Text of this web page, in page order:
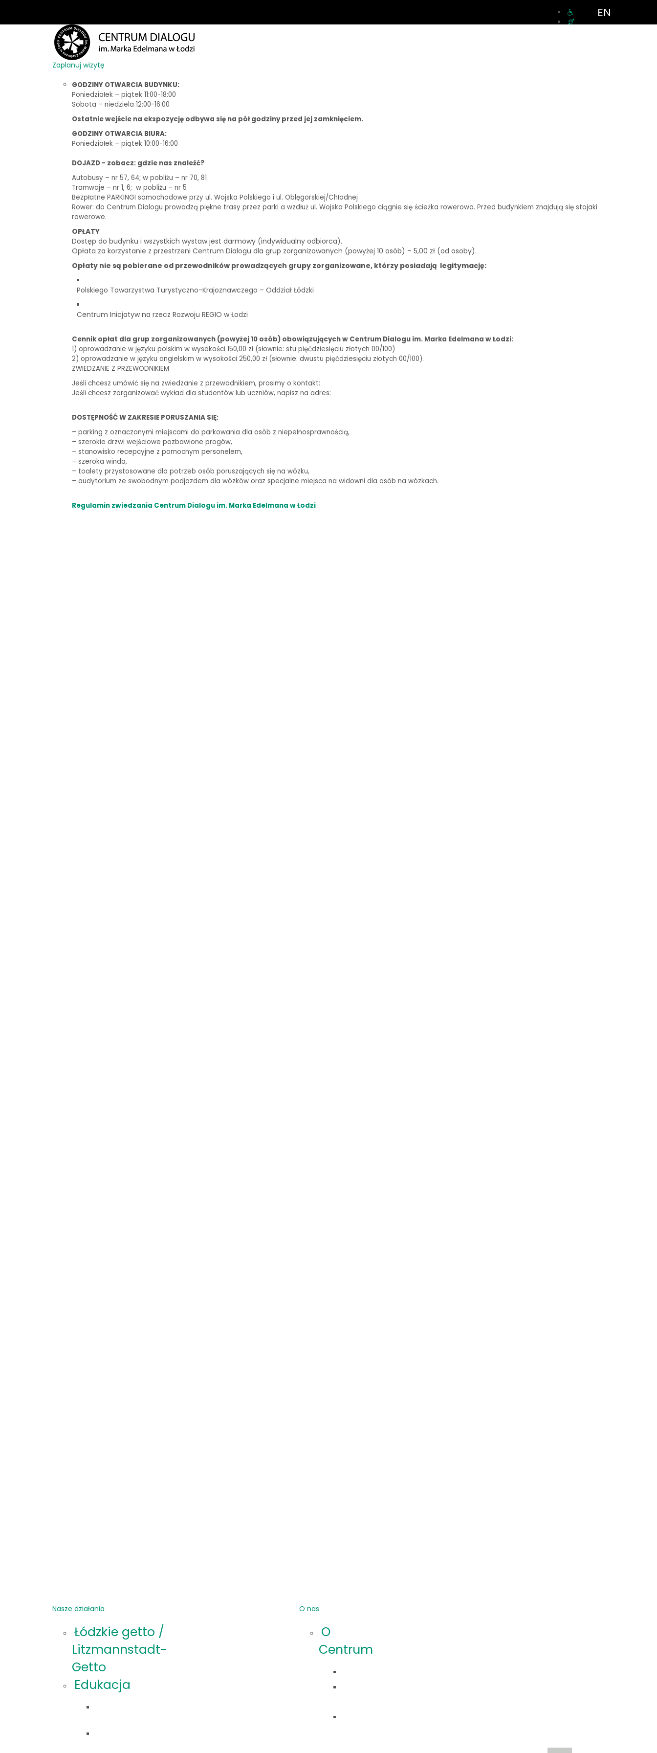
EN
Zaplanuj wizytę
GODZINY OTWARCIA BUDYNKU:
Poniedziałek – piątek 11:00-18:00
Sobota – niedziela 12:00-16:00
Ostatnie wejście na ekspozycję odbywa się na pół godziny przed jej zamknięciem.
GODZINY OTWARCIA BIURA:
Poniedziałek – piątek 10:00-16:00
DOJAZD - zobacz: gdzie nas znaleźć?
Autobusy – nr 57, 64; w pobliżu – nr 70, 81
Tramwaje – nr 1, 6; w pobliżu – nr 5
Bezpłatne PARKINGI samochodowe przy ul. Wojska Polskiego i ul. Oblęgorskiej/Chłodnej
Rower: do Centrum Dialogu prowadzą piękne trasy przez parki a wzdłuż ul. Wojska Polskiego ciągnie się ścieżka rowerowa. Przed budynkiem znajdują się stojaki
rowerowe.
OPŁATY
Dostęp do budynku i wszystkich wystaw jest darmowy (indywidualny odbiorca).
Opłata za korzystanie z przestrzeni Centrum Dialogu dla grup zorganizowanych (powyżej 10 osób) – 5,00 zł (od osoby).
Opłaty nie są pobierane od przewodników prowadzących grupy zorganizowane, którzy posiadają legitymację:
Polskiego Towarzystwa Turystyczno-Krajoznawczego – Oddział Łódzki
Centrum Inicjatyw na rzecz Rozwoju REGIO w Łodzi
Cennik opłat dla grup zorganizowanych (powyżej 10 osób) obowiązujących w Centrum Dialogu im. Marka Edelmana w Łodzi:
1) oprowadzanie w języku polskim w wysokości 150,00 zł (słownie: stu pięćdziesięciu złotych 00/100)
2) oprowadzanie w języku angielskim w wysokości 250,00 zł (słownie: dwustu pięćdziesięciu złotych 00/100).
ZWIEDZANIE Z PRZEWODNIKIEM
Jeśli chcesz umówić się na zwiedzanie z przewodnikiem, prosimy o kontakt:
Jeśli chcesz zorganizować wykład dla studentów lub uczniów, napisz na adres:
DOSTĘPNOŚĆ W ZAKRESIE PORUSZANIA SIĘ:
– parking z oznaczonymi miejscami do parkowania dla osób z niepełnosprawnością,
– szerokie drzwi wejściowe pozbawione progów,
– stanowisko recepcyjne z pomocnym personelem,
– szeroka winda,
– toalety przystosowane dla potrzeb osób poruszających się na wózku,
– audytorium ze swobodnym podjazdem dla wózków oraz specjalne miejsca na widowni dla osób na wózkach.
Regulamin zwiedzania Centrum Dialogu im. Marka Edelmana w Łodzi
Nasze działania
Łódzkie getto /
Litzmannstadt-
Getto
Edukacja
O nas
O
Centrum